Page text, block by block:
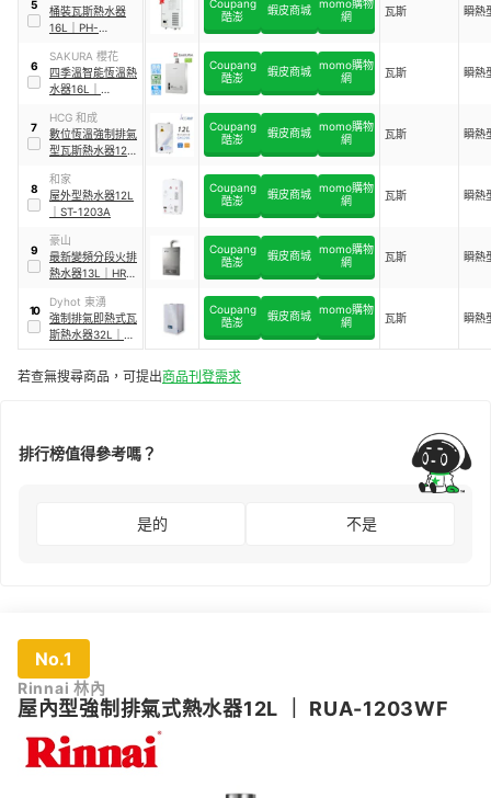
5
桶裝瓦斯熱水器
16L
PH-
Coupang
酷澎
蝦皮商城 momo購物
網
瓦斯 瞬熱
6
SAKURA 櫻花
四季溫智能恆溫熱
水器16L
Coupang
酷澎
蝦皮商城 momo購物
網
瓦斯 瞬熱
7
HCG 和成
數位恆溫強制排氣
型瓦斯熱水器12L
Coupang
酷澎
蝦皮商城 momo購物
網
瓦斯 瞬熱
8
和家
屋外型熱水器12L
ST-1203A
Coupang
酷澎
蝦皮商城 momo購物
網
瓦斯 瞬熱
9
豪山
最新變頻分段火排
熱水器13L
HR-
Coupang
酷澎
蝦皮商城 momo購物
網
瓦斯 瞬熱
10
Dyhot 東湧
強制排氣即熱式瓦
斯熱水器32L
FEGQ32U
Coupang
酷澎
蝦皮商城 momo購物
網
瓦斯 瞬熱
若查無搜尋商品，可提出商品刊登需求
排行榜值得參考嗎？
是的 不是
No.1
Rinnai 林內
屋內型強制排氣式熱水器12L RUA-1203WF